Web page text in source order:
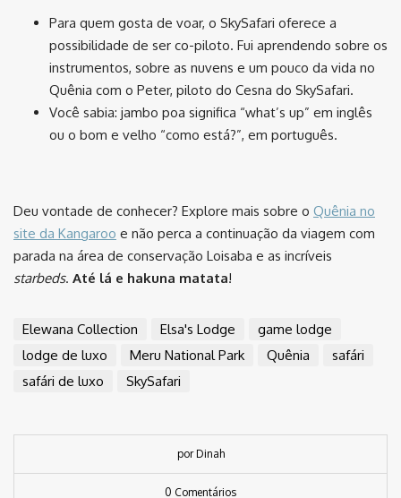
Para quem gosta de voar, o SkySafari oferece a
possibilidade de ser co-piloto. Fui aprendendo sobre os
instrumentos, sobre as nuvens e um pouco da vida no
Quênia com o Peter, piloto do Cesna do SkySafari.
Você sabia: jambo poa significa “what’s up” em inglês
ou o bom e velho “como está?”, em português.
Deu vontade de conhecer? Explore mais sobre o Quênia no
site da Kangaroo e não perca a continuação da viagem com
parada na área de conservação Loisaba e as incríveis
starbeds. Até lá e hakuna matata!
Elewana Collection Elsa's Lodge
game lodge
lodge de luxo
Meru National Park Quênia
safári
safári de luxo
SkySafari
por Dinah
0 Comentários